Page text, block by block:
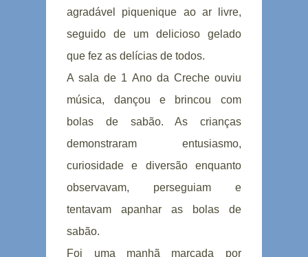
agradável piquenique ao ar livre,
seguido de um delicioso gelado
que fez as delícias de todos.
A sala de 1 Ano da Creche ouviu
música, dançou e brincou com
bolas de sabão. As crianças
demonstraram entusiasmo,
curiosidade e diversão enquanto
observavam, perseguiam e
tentavam apanhar as bolas de
sabão.
Foi uma manhã marcada por